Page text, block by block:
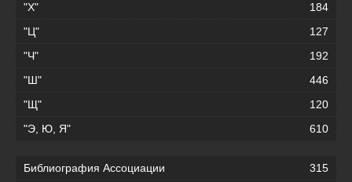
"Х"
184
"Ц"
127
"Ч"
192
"Ш"
446
"Щ"
120
"Э, Ю, Я"
610
Библиография Ассоциации
315